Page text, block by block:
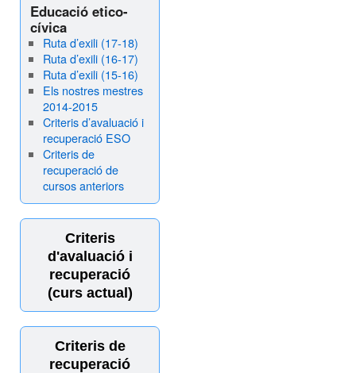
Educació etico-
cívica
Ruta d’exili (17-18)
Ruta d’exili (16-17)
Ruta d’exili (15-16)
Els nostres mestres
2014-2015
Criteris d’avaluació i
recuperació ESO
Criteris de
recuperació de
cursos anteriors
Criteris
d'avaluació i
recuperació
(curs actual)
Criteris de
recuperació